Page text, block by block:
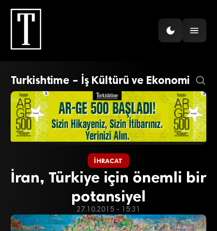
Turkishtime – İş Kültürü ve Ekonomi
İHRACAT
İran, Türkiye için önemli bir
potansiyel
27.10.2015 - 15:31